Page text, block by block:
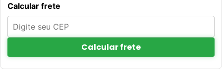
Calcular frete
Calcular frete